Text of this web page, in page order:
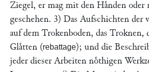
Ziegel, er mag mit den Haͤnden oder
geschehen. 3) Das Aufschichten der
auf dem Trokenboden, das Troknen,
Glaͤtten (rebattage); und die
jeder dieser Arbeiten noͤthigen